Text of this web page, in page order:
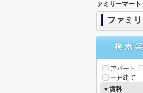
ァミリーマー
ファミ
アパート
一戸建て
▼賃料